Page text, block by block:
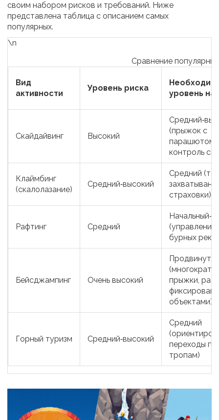
своим набором рисков и требований. Ниже
представлена таблица с описанием самых
популярных.
\n
Сравнение
Вид
активности
Уровень риска
уровень
Скайдайвинг Высокий
(прыжок с
парашютом
контроль
Клаймбинг
(скалолазание)
Средний‑высокий
Средний
страховки)
Рафтинг Средний
(управление
бурных
Бейсджампинг Очень высокий
прыжки,
объектами)
Горный туризм Средний‑высокий
Средний
переходы по
тропам)